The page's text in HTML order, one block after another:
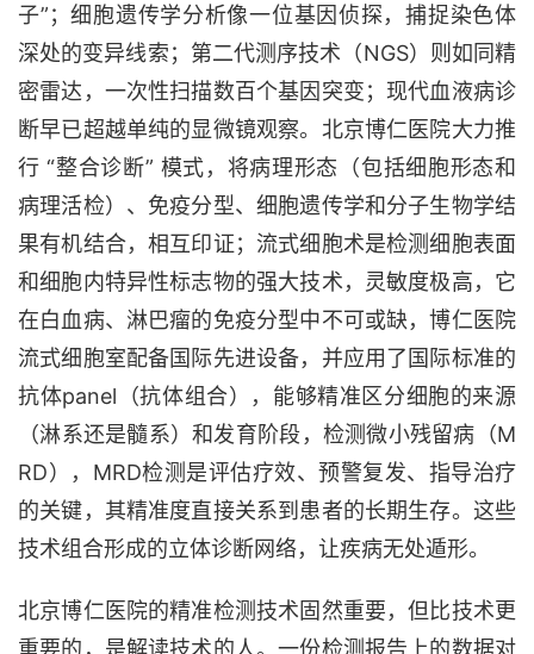
子”；细胞遗传学分析像一位基因侦探，捕捉染色体
深处的变异线索；第二代测序技术（NGS）则如同精
密雷达，一次性扫描数百个基因突变； 现代血液病诊
断早已超越单纯的显微镜观察。北京博仁医院大力推
行 “整合诊断” 模式，将病理形态（包括细胞形态和
病理活检）、免疫分型、细胞遗传学和分子生物学结
果有机结合，相互印证； 流式细胞术是检测细胞表面
和细胞内特异性标志物的强大技术，灵敏度极高， 它
在白血病、淋巴瘤的免疫分型中不可或缺，博仁医院
流式细胞室配备国际先进设备，并应用了国际标准的
抗体panel（抗体组合），能够精准区分细胞的来源
（淋系还是髓系）和发育阶段，检测微小残留病（M
RD），MRD检测是评估疗效、预警复发、指导治疗
的关键，其精准度直接关系到患者的长期生存。 这些
技术组合形成的立体诊断网络，让疾病无处遁形。
北京博仁医院的精准检测技术固然重要，但比技术更
重要的，是解读技术的人。一份检测报告上的数据对